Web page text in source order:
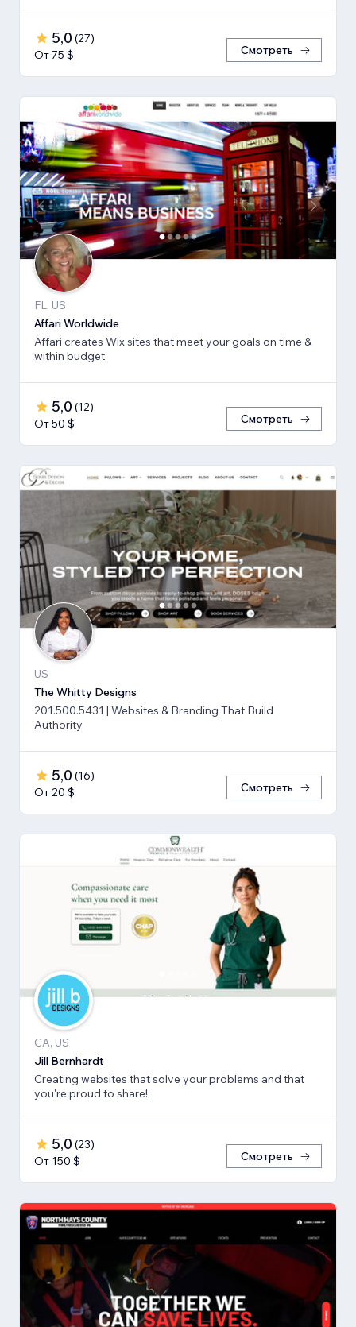
5,0 (27)
От 75 $
Смотреть
FL, US
Affari Worldwide
Affari creates Wix sites that meet your goals on time &
within budget.
5,0 (12)
От 50 $
Смотреть
US
The Whitty Designs
201.500.5431 | Websites & Branding That Build
Authority
5,0 (16)
От 20 $
Смотреть
CA, US
Jill Bernhardt
Creating websites that solve your problems and that
you're proud to share!
5,0 (23)
От 150 $
Смотреть